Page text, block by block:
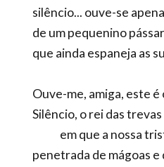
silêncio... ouve-se
de um pequenino
que ainda espaneja as
Ouve-me, amiga, este é
Silêncio, o rei das trevas
em que a nossa
penetrada de mágoas e